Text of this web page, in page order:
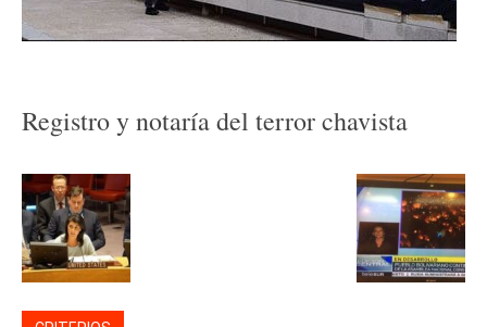
Registro y notaría del terror chavista